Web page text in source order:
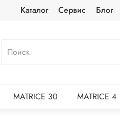
Каталог Сервис Блог
MATRICE 30 MATRICE 4